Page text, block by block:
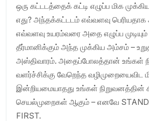
ஒரு கட்டடத்தைக் கட்டி எழுப்ப மிக
எது? அந்தக்கட்டடம் எவ்வளவு பெரியதாக
எவ்வளவு உயரம்வரை அதை எழுப்ப
தீர்மானிக்கும் அந்த முக்கிய அம்சம் –
அஸ்திவாரம். அதைப்போலத்தான் உங்கள்
வளர்ச்சிக்கு வேறெந்த வழிமுறையைவிட
இன்றியமையாதது உங்கள் நிறுவனத்தின்
செயல்முறைகள் ஆகும் – எனவே
FIRST.